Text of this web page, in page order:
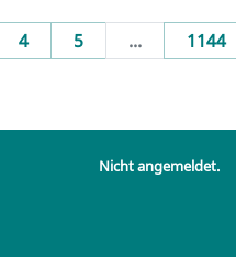
4 5 ... 1144
Nicht angemeldet.